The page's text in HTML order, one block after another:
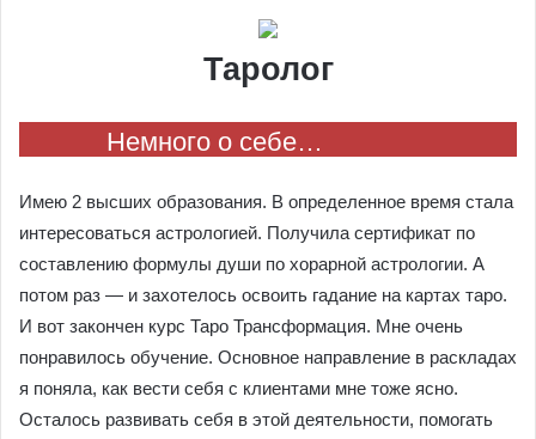
Таролог
Немного о себе…
Имею 2 высших образования. В определенное время стала
интересоваться астрологией. Получила сертификат по
составлению формулы души по хорарной астрологии. А
потом раз — и захотелось освоить гадание на картах таро.
И вот закончен курс Таро Трансформация. Мне очень
понравилось обучение. Основное направление в раскладах
я поняла, как вести себя с клиентами мне тоже ясно.
Осталось развивать себя в этой деятельности, помогать